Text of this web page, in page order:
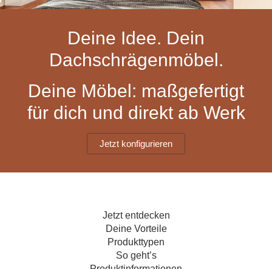
Schuhschrank
Hängeschrank
Hängeboard
TV-Möbel
Sideboard
Massivholz
Badregal
SpiegelschrankPolstermöbel
Sofa
Sessel
Hocker
der
Selection
Outdoorküche
der
Deine Idee. Dein
Dachschrägenmöbel.
Deine Möbel: maßgefertigt
für dich und direkt ab Werk
Jetzt konfigurieren
Jetzt entdecken
Deine Vorteile
Produkttypen
So geht’s
Kommoden
Massivholz-Schränke & -Regale